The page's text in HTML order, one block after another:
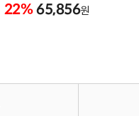
22% 65,856원